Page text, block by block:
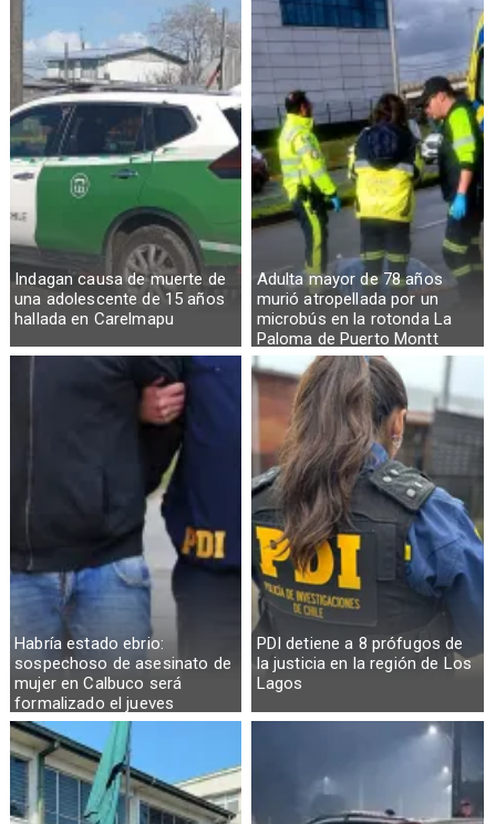
Indagan causa de muerte de
una adolescente de 15 años
hallada en Carelmapu
Adulta mayor de 78 años
murió atropellada por un
microbús en la rotonda La
Paloma de Puerto Montt
Habría estado ebrio:
sospechoso de asesinato de
mujer en Calbuco será
formalizado el jueves
PDI detiene a 8 prófugos de
la justicia en la región de Los
Lagos